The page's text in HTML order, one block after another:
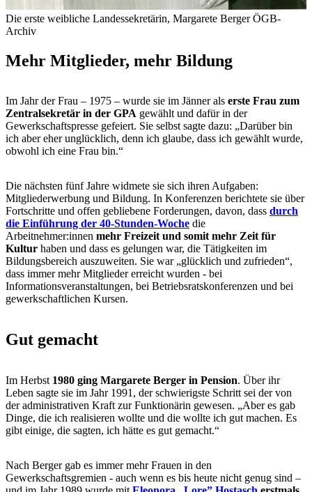
Die erste weibliche Landessekretärin, Margarete Berger ÖGB-
Archiv
Mehr Mitglieder, mehr Bildung
Im Jahr der Frau – 1975 – wurde sie im Jänner als erste Frau zum
Zentralsekretär in der GPA gewählt und dafür in der
Gewerkschaftspresse gefeiert. Sie selbst sagte dazu: „Darüber bin
ich aber eher unglücklich, denn ich glaube, dass ich gewählt wurde,
obwohl ich eine Frau bin.“
Die nächsten fünf Jahre widmete sie sich ihren Aufgaben:
Mitgliederwerbung und Bildung. In Konferenzen berichtete sie über
Fortschritte und offen gebliebene Forderungen, davon, dass durch
die Einführung der 40-Stunden-Woche die
Arbeitnehmer:innen mehr Freizeit und somit mehr Zeit für
Kultur haben und dass es gelungen war, die Tätigkeiten im
Bildungsbereich auszuweiten. Sie war „glücklich und zufrieden“,
dass immer mehr Mitglieder erreicht wurden - bei
Informationsveranstaltungen, bei Betriebsratskonferenzen und bei
gewerkschaftlichen Kursen.
Gut gemacht
Im Herbst 1980 ging Margarete Berger in Pension. Über ihr
Leben sagte sie im Jahr 1991, der schwierigste Schritt sei der von
der administrativen Kraft zur Funktionärin gewesen. „Aber es gab
Dinge, die ich realisieren wollte und die wollte ich gut machen. Es
gibt einige, die sagten, ich hätte es gut gemacht.“
Nach Berger gab es immer mehr Frauen in den
Gewerkschaftsgremien - auch wenn es bis heute nicht genug sind –